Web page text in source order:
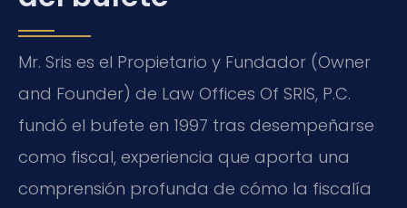
Mr. Sris es el Propietario y Fundador (Owner
and Founder) de Law Offices Of SRIS, P.C.
fundó el bufete en 1997 tras desempeñarse
como fiscal, experiencia que aporta una
comprensión profunda de cómo la fiscalía